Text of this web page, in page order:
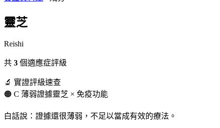
靈芝
Reishi
共 3 個適應症評級
🔬 實證評級速查
🟠 C 薄弱證據靈芝 × 免疫功能
白話說：證據還很薄弱，不足以當成有效的療法。